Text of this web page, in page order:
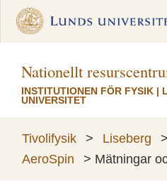
Nationellt
INSTITUTIONEN FÖR FYSIK |
UNIVERSITET
Tivolifysik > Liseberg >
AeroSpin
> Mätningar